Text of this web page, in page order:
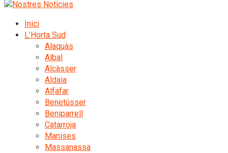
Inici
L’Horta Sud
Alaquàs
Albal
Alcàsser
Aldaia
Alfafar
Benetússer
Beniparrell
Catarroja
Manises
Massanassa